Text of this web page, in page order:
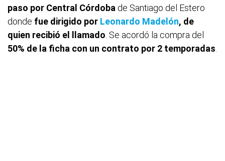
paso por Central Córdoba de Santiago del Estero
donde fue dirigido por Leonardo Madelón, de
quien recibió el llamado . Se acordó la compra del
50% de la ficha con un contrato por 2 temporadas